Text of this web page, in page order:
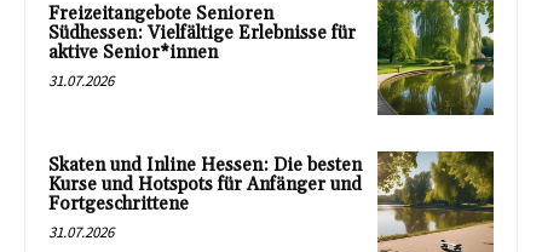
Freizeitangebote Senioren
Südhessen: Vielfältige Erlebnisse für
aktive Senior*innen
31.07.2026
Skaten und Inline Hessen: Die besten
Kurse und Hotspots für Anfänger und
Fortgeschrittene
31.07.2026